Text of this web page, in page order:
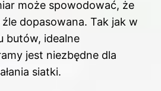
może spowodować, że
dopasowana. Tak jak w
butów, idealne
jest niezbędne dla
siatki.